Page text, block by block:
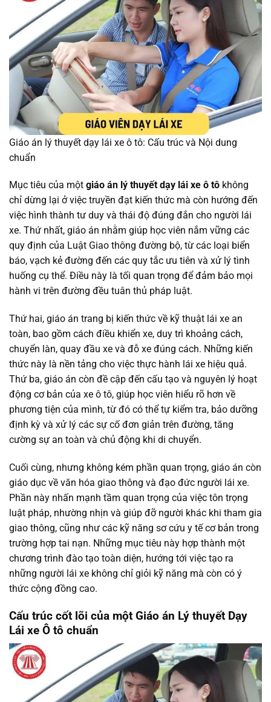
Giáo án lý thuyết dạy lái xe ô tô: Cấu trúc và Nội dung
chuẩn
Mục tiêu của một giáo án lý thuyết dạy lái xe ô tô không
chỉ dừng lại ở việc truyền đạt kiến thức mà còn hướng đến
việc hình thành tư duy và thái độ đúng đắn cho người lái
xe. Thứ nhất, giáo án nhằm giúp học viên nắm vững các
quy định của Luật Giao thông đường bộ, từ các loại biển
báo, vạch kẻ đường đến các quy tắc ưu tiên và xử lý tình
huống cụ thể. Điều này là tối quan trọng để đảm bảo mọi
hành vi trên đường đều tuân thủ pháp luật.
Thứ hai, giáo án trang bị kiến thức về kỹ thuật lái xe an
toàn, bao gồm cách điều khiển xe, duy trì khoảng cách,
chuyển làn, quay đầu xe và đỗ xe đúng cách. Những kiến
thức này là nền tảng cho việc thực hành lái xe hiệu quả.
Thứ ba, giáo án còn đề cập đến cấu tạo và nguyên lý hoạt
động cơ bản của xe ô tô, giúp học viên hiểu rõ hơn về
phương tiện của mình, từ đó có thể tự kiểm tra, bảo dưỡng
định kỳ và xử lý các sự cố đơn giản trên đường, tăng
cường sự an toàn và chủ động khi di chuyển.
Cuối cùng, nhưng không kém phần quan trọng, giáo án còn
giáo dục về văn hóa giao thông và đạo đức người lái xe.
Phần này nhấn mạnh tầm quan trọng của việc tôn trọng
luật pháp, nhường nhịn và giúp đỡ người khác khi tham gia
giao thông, cũng như các kỹ năng sơ cứu y tế cơ bản trong
trường hợp tai nạn. Những mục tiêu này hợp thành một
chương trình đào tạo toàn diện, hướng tới việc tạo ra
những người lái xe không chỉ giỏi kỹ năng mà còn có ý
thức cộng đồng cao.
Cấu trúc cốt lõi của một Giáo án Lý thuyết Dạy
Lái xe Ô tô chuẩn